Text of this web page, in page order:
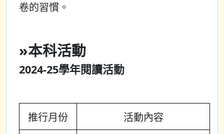
卷的習慣。
»本科活動
2024-25學年閱讀活動
推行月份
活動內容